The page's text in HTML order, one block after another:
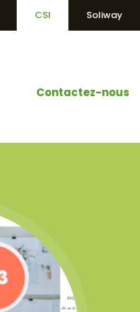
CSI Soliway
Contactez-nous